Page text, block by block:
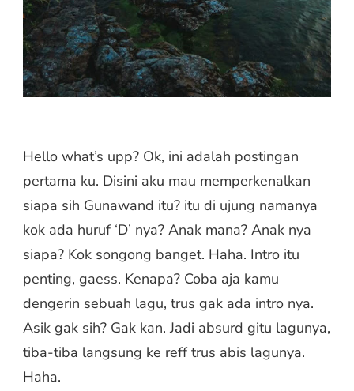
Hello what’s upp? Ok, ini adalah postingan
pertama ku. Disini aku mau memperkenalkan
siapa sih Gunawand itu? itu di ujung namanya
kok ada huruf ‘D’ nya? Anak mana? Anak nya
siapa? Kok songong banget. Haha. Intro itu
penting, gaess. Kenapa? Coba aja kamu
dengerin sebuah lagu, trus gak ada intro nya.
Asik gak sih? Gak kan. Jadi absurd gitu lagunya,
tiba-tiba langsung ke reff trus abis lagunya.
Haha.